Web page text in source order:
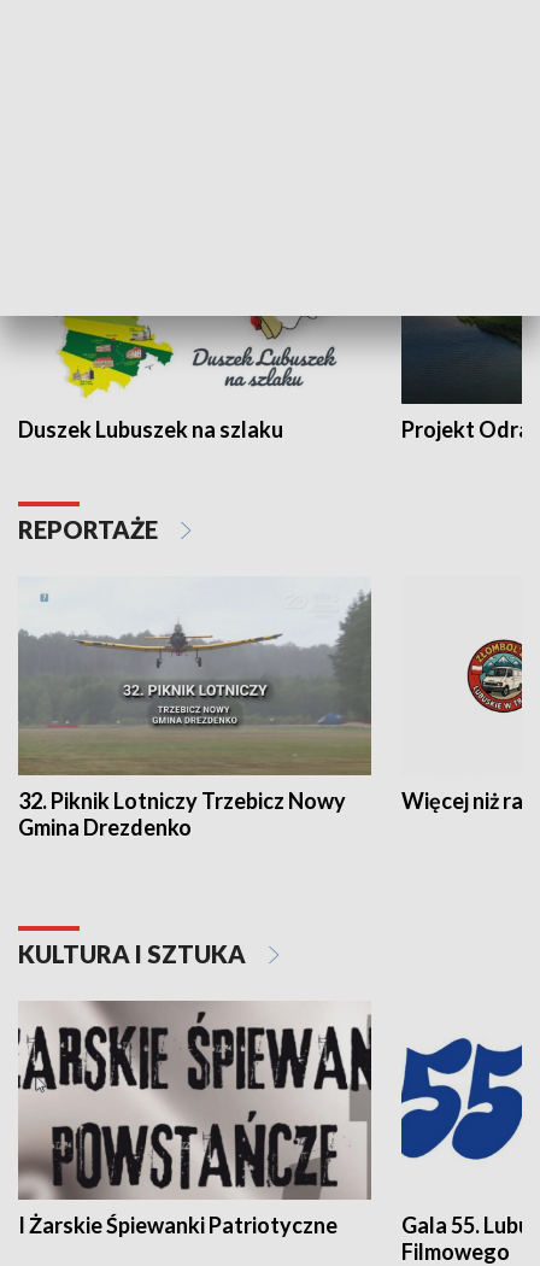
Duszek Lubuszek na szlaku Projekt Odra
REPORTAŻE
32. Piknik Lotniczy Trzebicz Nowy
Gmina Drezdenko
Więcej niż rajd
KULTURA I SZTUKA
I Żarskie Śpiewanki Patriotyczne
Gala 55.
Filmowego